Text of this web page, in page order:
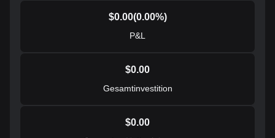
$0.00(0.00%)
P&L
$0.00
Gesamtinvestition
$0.00